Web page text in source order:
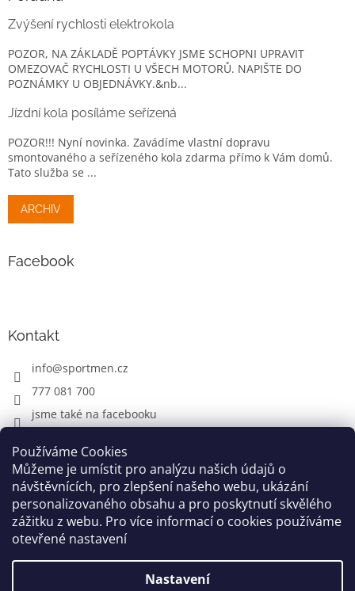
Používáme Cookies
Můžeme je umístit pro analýzu našich údajů o
návštěvnících, pro zlepšení našeho webu, ukázání
personalizovaného obsahu a pro poskytnutí skvělého
zážitku z webu. Pro více informací o cookies používáme
otevřené nastavení
Nastavení
Zvýšení rychlosti elektrokola
POZOR, NA ZÁKLADĚ POPTÁVKY JSME SCHOPNI UPRAVIT
OMEZOVAČ RYCHLOSTI U VŠECH MOTORŮ. NAPIŠTE DO
POZNÁMKY U OBJEDNÁVKY.&nb...
Jízdní kola posíláme seřízená
POZOR!!! Nyní novinka. Zavádíme vlastní dopravu
smontovaného a seřízeného kola zdarma přímo k Vám domů.
Tato služba se ...
ARCHIV
Facebook
Kontakt
info@sportmen.cz
777 081 700
jsme také na facebooku
CYKLO OBLEČENÍ